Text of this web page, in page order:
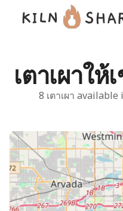
เตาเผาใ
8 เตาเผา